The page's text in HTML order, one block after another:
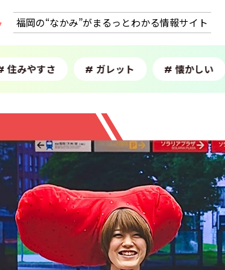
福岡の“なかみ”がまるっとわかる情報サイト
住みやすさ # ガレット # 懐かしい